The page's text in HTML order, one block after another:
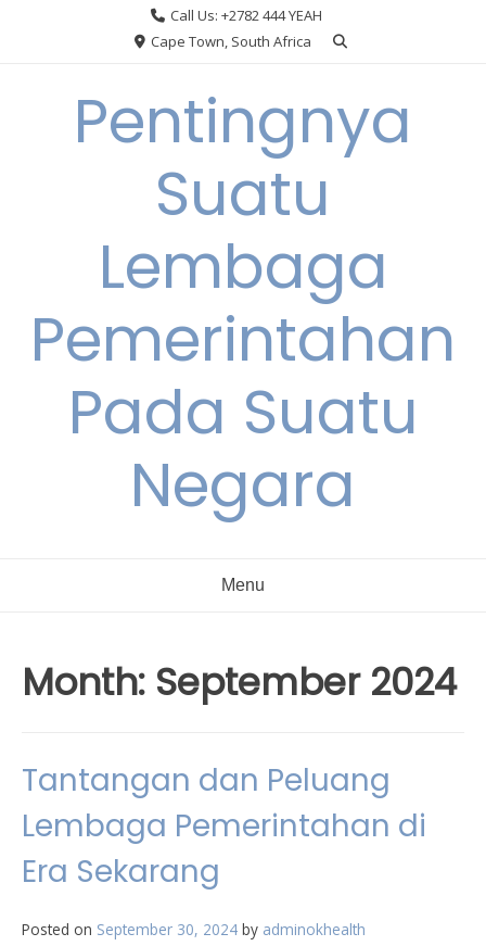
Call Us: +2782 444 YEAH
Cape Town, South Africa
Pentingnya
Suatu
Lembaga
Pemerintahan
Pada Suatu
Negara
Menu
Month: September 2024
Tantangan dan Peluang
Lembaga Pemerintahan di
Era Sekarang
Posted on September 30, 2024 by adminokhealth